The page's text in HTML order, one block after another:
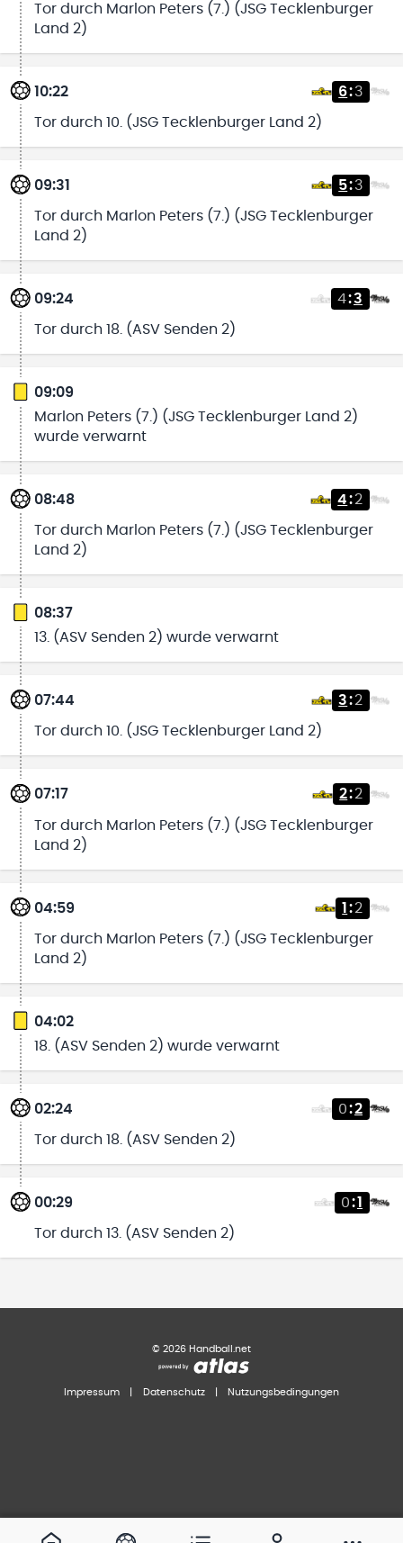
Tor durch Marlon Peters (7.) (JSG Tecklenburger
Land 2)
10:22 6:3
Tor durch 10. (JSG Tecklenburger Land 2)
09:31 5:3
Tor durch Marlon Peters (7.) (JSG Tecklenburger
Land 2)
09:24 4:3
Tor durch 18. (ASV Senden 2)
09:09
Marlon Peters (7.) (JSG Tecklenburger Land 2)
wurde verwarnt
08:48 4:2
Tor durch Marlon Peters (7.) (JSG Tecklenburger
Land 2)
08:37
13. (ASV Senden 2) wurde verwarnt
07:44 3:2
Tor durch 10. (JSG Tecklenburger Land 2)
07:17 2:2
Tor durch Marlon Peters (7.) (JSG Tecklenburger
Land 2)
04:59 1 :2
Tor durch Marlon Peters (7.) (JSG Tecklenburger
Land 2)
04:02
18. (ASV Senden 2) wurde verwarnt
02:24 0:2
Tor durch 18. (ASV Senden 2)
00:29 0:1
Tor durch 13. (ASV Senden 2)
© 2026 Handball.net
Impressum Datenschutz Nutzungsbedingungen